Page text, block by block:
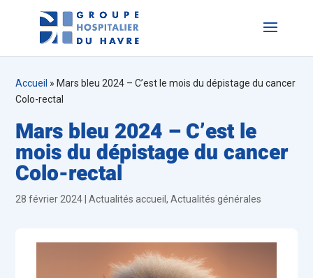
Accueil » Mars bleu 2024 – C’est le mois du dépistage du cancer
Colo-rectal
Mars bleu 2024 – C’est le
mois du dépistage du cancer
Colo-rectal
28 février 2024 |Actualités accueil,Actualités générales